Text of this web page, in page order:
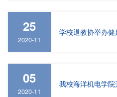
25
2020-11
学校退教协举办
05
2020-11
我校海洋机电学